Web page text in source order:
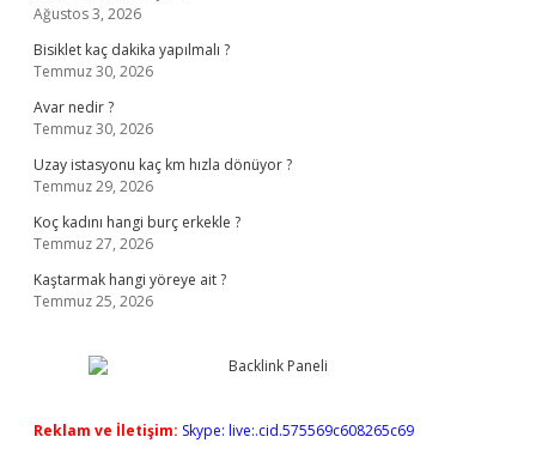
Ağustos 3, 2026
Bisiklet kaç dakika yapılmalı ?
Temmuz 30, 2026
Avar nedir ?
Temmuz 30, 2026
Uzay istasyonu kaç km hızla dönüyor ?
Temmuz 29, 2026
Koç kadını hangi burç erkekle ?
Temmuz 27, 2026
Kaştarmak hangi yöreye ait ?
Temmuz 25, 2026
Reklam ve İletişim: Skype: live:.cid.575569c608265c69